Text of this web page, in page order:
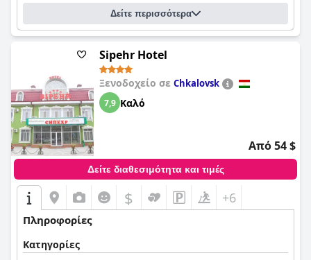
δωματίου. Το wifi του ξενοδοχείου είναι αδύναμο και ασταθές,
αλλά τα κρεβάτια προσφέρουν άνετο και ξεκούραστο ύπνο.
Συνολικά, τοSugdiyon Hotelείναι ένα βολικό και άνετο μέρος
για να μείνετε στο Khujand.
Δείτε περισσότερα
Sipehr Hotel
Ξενοδοχείο σε Chkalovsk
7,9 Καλό
Από 54 $
Δείτε διαθεσιμότητα και τιμές
$ +6
Πληροφορίες
Κατηγορίες